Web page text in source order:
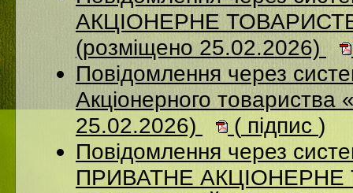
АКЦІОНЕРНЕ
(розміщено 25.02.2026)
Повідомлення через
Акціонерного
25.02.2026)
( підпис )
Повідомлення через
ПРИВАТНЕ АКЦIОНЕРНЕ